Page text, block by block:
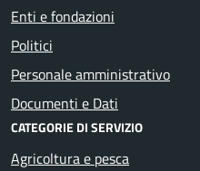
Enti e fondazioni
Politici
Personale amministrativo
Documenti e Dati
CATEGORIE DI SERVIZIO
Agricoltura e pesca